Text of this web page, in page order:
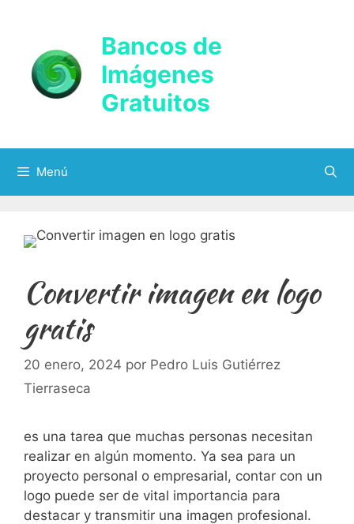
contenido
Bancos de
Imágenes
Gratuitos
Menú
Convertir imagen en logo
gratis
20 enero, 2024 por Pedro Luis Gutiérrez
Tierraseca
es una tarea que muchas personas necesitan
realizar en algún momento. Ya sea para un
proyecto personal⁢ o empresarial, contar con un⁢
logo⁢ puede ser de vital importancia para
⁢destacar y transmitir una imagen profesional.⁣